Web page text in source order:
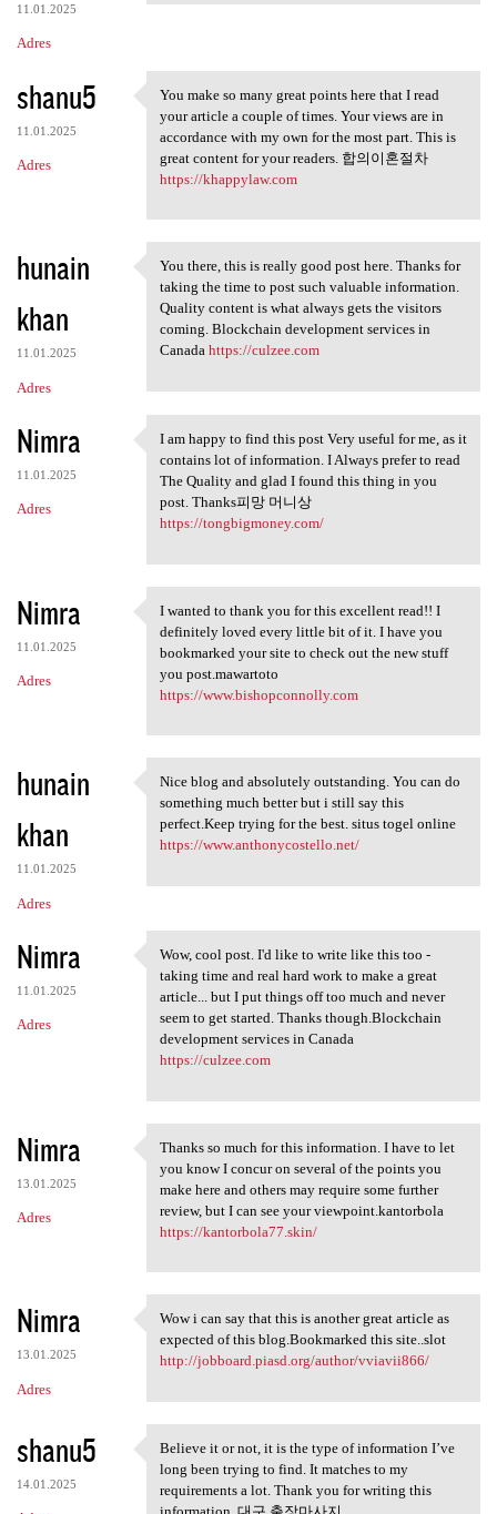
11.01.2025
Adres
shanu5
11.01.2025
Adres
You make so many great points
You make so many great points here that I read
your article a couple of times. Your views are in
accordance with my own for the most part. This is
great content for your readers. 합의이혼절차
https://khappylaw.com
hunain
khan
11.01.2025
Adres
You there, this is really
You there, this is really good post here. Thanks for
taking the time to post such valuable information.
Quality content is what always gets the visitors
coming. Blockchain development services in
Canada https://culzee.com
Nimra
11.01.2025
Adres
I am happy to find this post
I am happy to find this post Very useful for me, as it
contains lot of information. I Always prefer to read
The Quality and glad I found this thing in you
post. Thanks피망 머니상
https://tongbigmoney.com/
Nimra
11.01.2025
Adres
I wanted to thank you for
I wanted to thank you for this excellent read!! I
definitely loved every little bit of it. I have you
bookmarked your site to check out the new stuff
you post.mawartoto
https://www.bishopconnolly.com
hunain
khan
11.01.2025
Adres
Nice blog and absolutely
Nice blog and absolutely outstanding. You can do
something much better but i still say this
perfect.Keep trying for the best. situs togel online
https://www.anthonycostello.net/
Nimra
11.01.2025
Adres
Wow, cool post. I'd like to
Wow, cool post. I'd like to write like this too -
taking time and real hard work to make a great
article... but I put things off too much and never
seem to get started. Thanks though.Blockchain
development services in Canada
https://culzee.com
Nimra
13.01.2025
Adres
Thanks so much for this
Thanks so much for this information. I have to let
you know I concur on several of the points you
make here and others may require some further
review, but I can see your viewpoint.kantorbola
https://kantorbola77.skin/
Nimra
13.01.2025
Adres
Wow i can say that this is
Wow i can say that this is another great article as
expected of this blog.Bookmarked this site..slot
http://jobboard.piasd.org/author/vviavii866/
shanu5
14.01.2025
Believe it or not, it is the
Believe it or not, it is the type of information I’ve
long been trying to find. It matches to my
requirements a lot. Thank you for writing this